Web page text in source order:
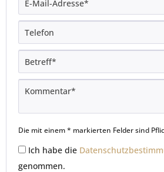
Die mit einem * markierten Felder sind
Ich habe die
genommen.